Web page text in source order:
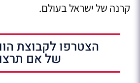
קרנה של ישראל בעולם.
הצטרפו לקבוצת
של אם תרצו